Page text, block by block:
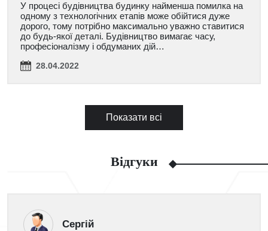
У процесі будівництва будинку найменша помилка на
одному з технологічних етапів може обійтися дуже
дорого, тому потрібно максимально уважно ставитися
до будь-якої деталі. Будівництво вимагає часу,
професіоналізму і обдуманих дій…
28.04.2022
Показати всі
Відгуки
Сергій